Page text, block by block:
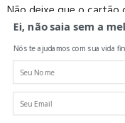
Não deixe que o
sua vida financeira.
encontrar as melhores
evitar dívidas
nossas opções de
flexíveis. Conte com a
financeira!
Ei, não saia sem a
Nós te ajudamos com sua vida